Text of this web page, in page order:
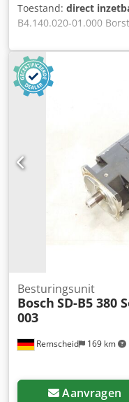
Toestand: direct
B4.140.020-01.000
bekrachtigd
gebruikssporen, 100%
conform foto's Cjdpfx
Remscheid 169 km
Besturingsunit
Bosch SD-B5 380
003
Aanvragen